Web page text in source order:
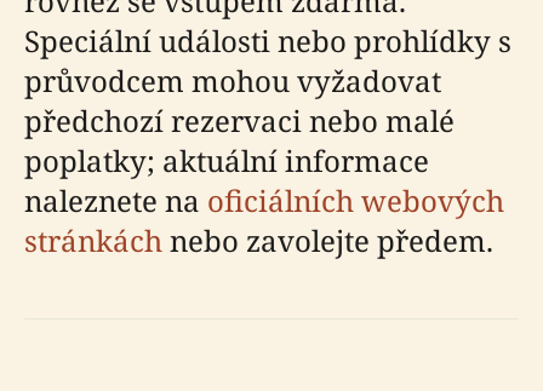
Speciální události nebo prohlídky s
průvodcem mohou vyžadovat
předchozí rezervaci nebo malé
poplatky; aktuální informace
naleznete na oficiálních webových
stránkáchnebo zavolejte předem.